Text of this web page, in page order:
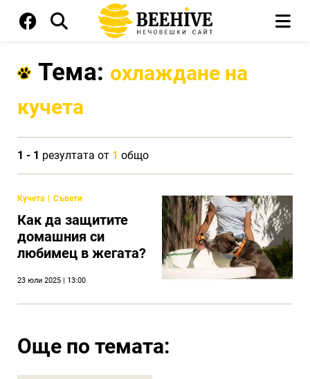
Тема: охлаждане на
кучета
1 - 1 резултата от 1 общо
Кучета Съвети
Как да защитите
домашния си
любимец в жегата?
23 юли 2025 | 13:00
Още по темата: